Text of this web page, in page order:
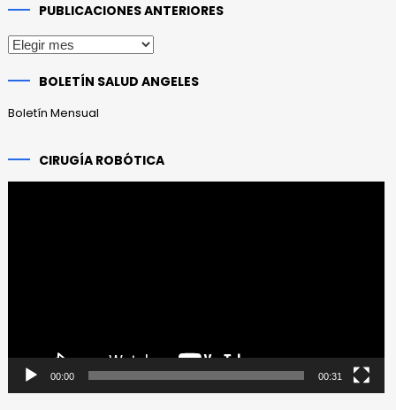
PUBLICACIONES ANTERIORES
Publicaciones
BOLETÍN SALUD ANGELES
Boletín Mensual
CIRUGÍA ROBÓTICA
00:00 00:31